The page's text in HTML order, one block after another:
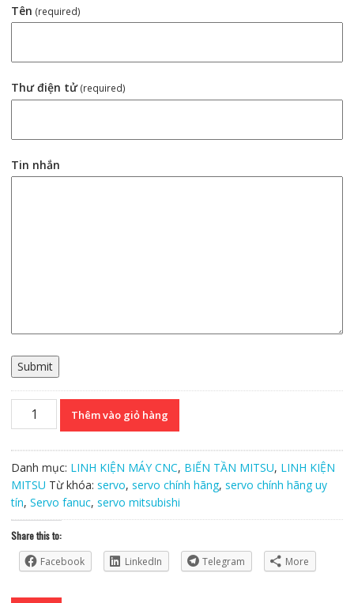
Tên (required)
Thư điện tử (required)
Tin nhắn
Submit
Servo
Mitsubishi
V2-
2020
Chính
Hãng
lượng
Thêm vào giỏ hàng
Danh mục: LINH KIỆN MÁY CNC, BIẾN TẦN MITSU, LINH KIỆN
MITSU Từ khóa: servo, servo chính hãng, servo chính hãng uy
tín, Servo fanuc, servo mitsubishi
Share this to:
Facebook
LinkedIn Telegram More